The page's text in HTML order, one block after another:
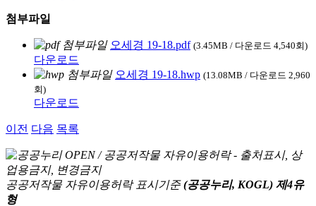
첨부파일
오세경 19-18.pdf (3.45MB / 다운로드 4,540회)
다운로드
오세경 19-18.hwp (13.08MB / 다운로드 2,960
회)
다운로드
이전 다음 목록
공공저작물 자유이용허락 표시기준 (공공누리, KOGL) 제4유
형